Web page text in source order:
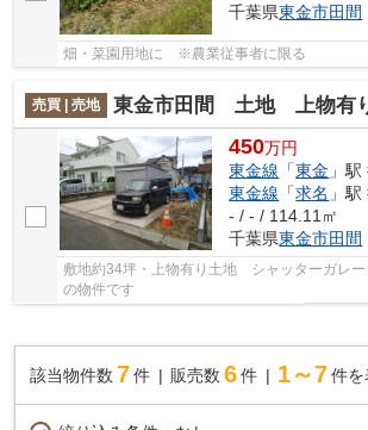
千葉県東金市田間
畑・菜園用地に ※農業従事者に限る
売買 | 売地 東金市田間 土地 上物有
450万円
東金線 「東金 」
東金線 「求名 」
- / - / 114.11㎡
千葉県東金市田間
敷地約34坪・上物有り土地 シャッターガレ
の物件です
該当物件数 7件 販売数 6 件 1～7 件を